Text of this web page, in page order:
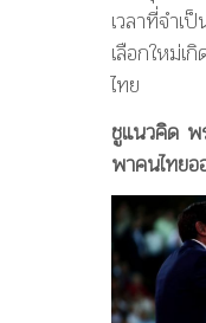
เวลาที่จำเ
เลือกใหม่
ไทย
ชูแนวคิด พ
พาคนไทยอ